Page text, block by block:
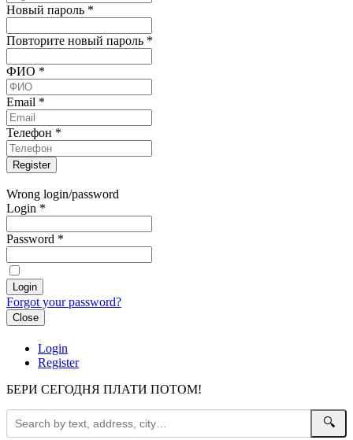
Новый пароль *
Повторите новый пароль *
ФИО *
Email *
Телефон *
Wrong login/password
Login *
Password *
Forgot your password?
Close
Login
Register
БЕРИ СЕГОДНЯ ПЛАТИ ПОТОМ!
🔍